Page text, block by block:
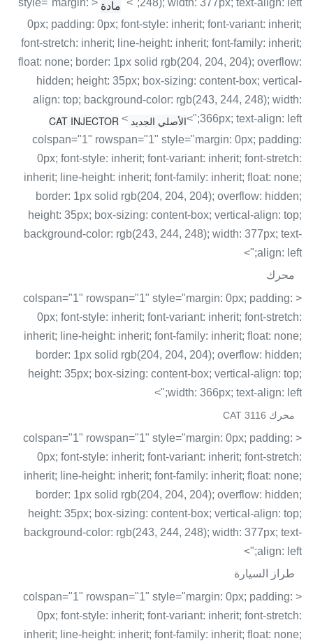
248); width: 377px; text-align: left;"> مادة
< style="margin:
0px; padding: 0px; font-style: inherit; font-variant: inherit;
font-stretch: inherit; line-height: inherit; font-family: inherit;
float: none; border: 1px solid rgb(204, 204, 204); overflow:
hidden; height: 35px; box-sizing: content-box; vertical-
align: top; background-color: rgb(243, 244, 248); width:
366px; text-align: left;">
الأصلي الجديد CAT INJECTOR <
colspan="1" rowspan="1" style="margin: 0px; padding:
0px; font-style: inherit; font-variant: inherit; font-stretch:
inherit; line-height: inherit; font-family: inherit; float: none;
border: 1px solid rgb(204, 204, 204); overflow: hidden;
height: 35px; box-sizing: content-box; vertical-align: top;
background-color: rgb(243, 244, 248); width: 377px; text-
align: left;">
محرك
< colspan="1" rowspan="1" style="margin: 0px; padding:
0px; font-style: inherit; font-variant: inherit; font-stretch:
inherit; line-height: inherit; font-family: inherit; float: none;
border: 1px solid rgb(204, 204, 204); overflow: hidden;
height: 35px; box-sizing: content-box; vertical-align: top;
width: 366px; text-align: left;">
محرك CAT 3116
< colspan="1" rowspan="1" style="margin: 0px; padding:
0px; font-style: inherit; font-variant: inherit; font-stretch:
inherit; line-height: inherit; font-family: inherit; float: none;
border: 1px solid rgb(204, 204, 204); overflow: hidden;
height: 35px; box-sizing: content-box; vertical-align: top;
background-color: rgb(243, 244, 248); width: 377px; text-
align: left;">
طراز السيارة
< colspan="1" rowspan="1" style="margin: 0px; padding:
0px; font-style: inherit; font-variant: inherit; font-stretch:
inherit; line-height: inherit; font-family: inherit; float: none;